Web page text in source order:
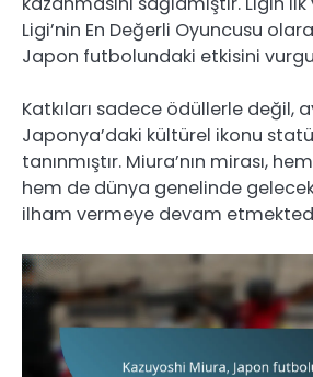
Ligi’nin En Değerli Oyuncusu
Japon futbolundaki etkisini
Katkıları sadece ödüllerle değil,
Japonya’daki kültürel ikonu
tanınmıştır. Miura’nın mirası,
hem de dünya genelinde
ilham vermeye devam